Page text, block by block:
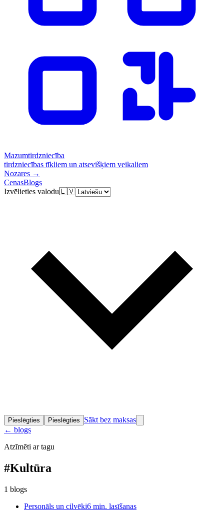
Mazumtirdzniecība
tirdzniecības tīkliem un atsevišķiem veikaliem
Nozares →
CenasBlogs
Izvēlieties valodu🇱🇻
Pieslēgties Pieslēgties
Sākt bez maksas
← blogs
Atzīmēti ar tagu
#Kultūra
1 blogs
Personāls un cilvēki6 min. lasīšanas